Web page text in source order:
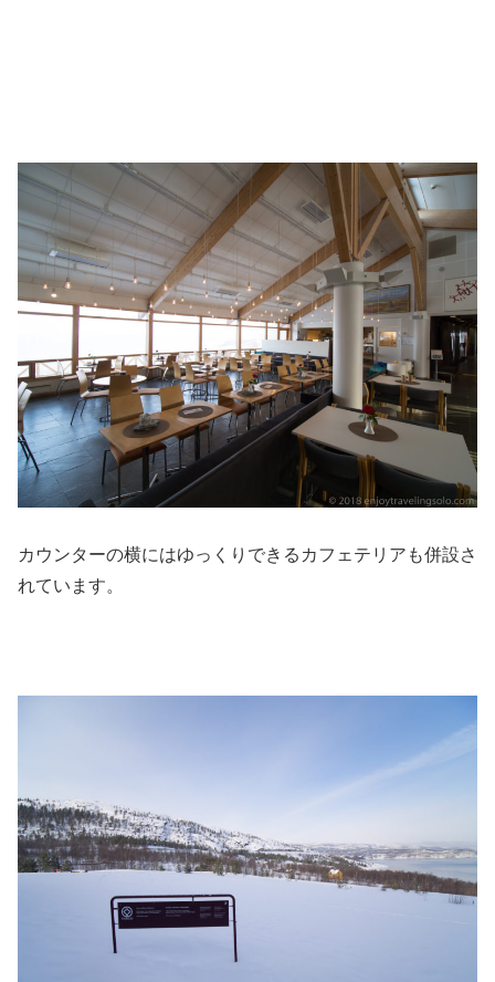
カウンターの横にはゆっくりできるカフェテリアも併設さ
れています。